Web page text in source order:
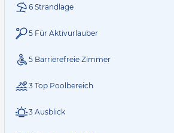
6 Strandlage
5 Für Aktivurlauber
5 Barrierefreie Zimmer
3 Top Poolbereich
3 Ausblick